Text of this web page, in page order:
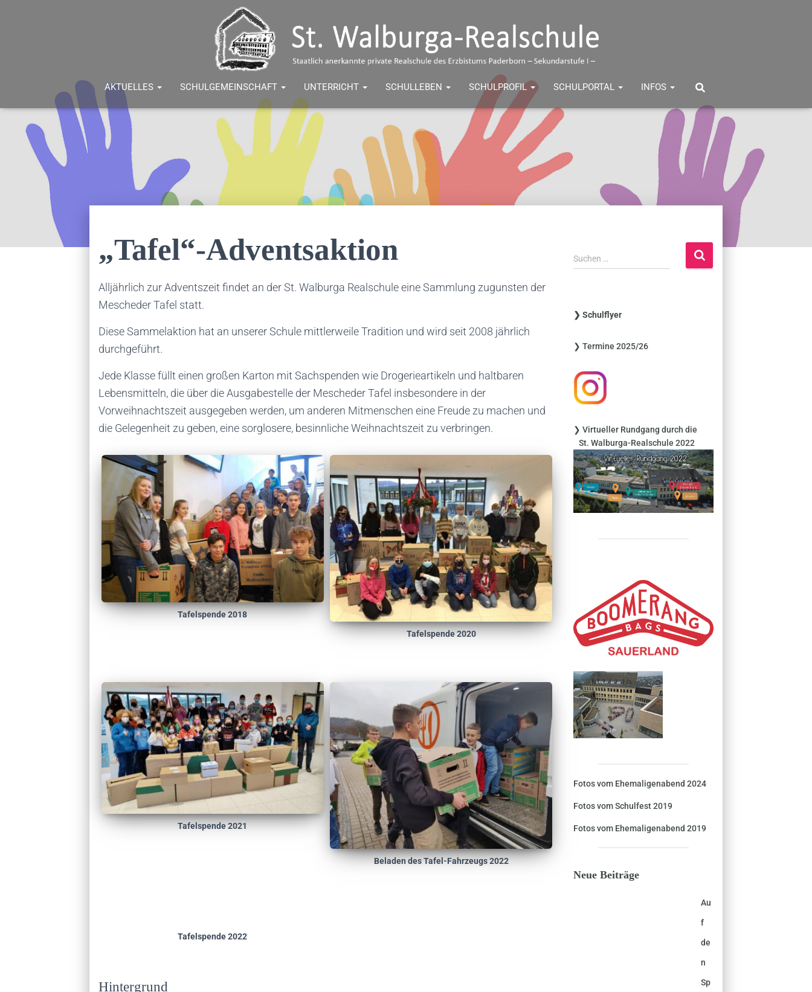
AKTUELLES SCHULGEMEINSCHAFT UNTERRICHT SCHULLEBEN SCHULPROFIL SCHULPORTAL INFOS
„Tafel“-Adventsaktion
Alljährlich zur Adventszeit findet an der St. Walburga Realschule eine Sammlung zugunsten der
Mescheder Tafel statt.
Diese Sammelaktion hat an unserer Schule mittlerweile Tradition und wird seit 2008 jährlich
durchgeführt.
Jede Klasse füllt einen großen Karton mit Sachspenden wie Drogerieartikeln und haltbaren
Lebensmitteln, die über die Ausgabestelle der Mescheder Tafel insbesondere in der
Vorweihnachtszeit ausgegeben werden, um anderen Mitmenschen eine Freude zu machen und
die Gelegenheit zu geben, eine sorglosere, besinnliche Weihnachtszeit zu verbringen.
Tafelspende 2018
Tafelspende 2020
Tafelspende 2021
Beladen des Tafel-Fahrzeugs 2022
Tafelspende 2022
Hintergrund
S
u
n
a
h
:
Suchen …
❯ Schulflyer
❯ Termine 2025/26
❯ Virtueller Rundgang durch die
St. Walburga-Realschule 2022
Fotos vom Ehemaligenabend 2024
Fotos vom Schulfest 2019
Fotos vom Ehemaligenabend 2019
Neue Beiträge
Au
f
de
n
Sp